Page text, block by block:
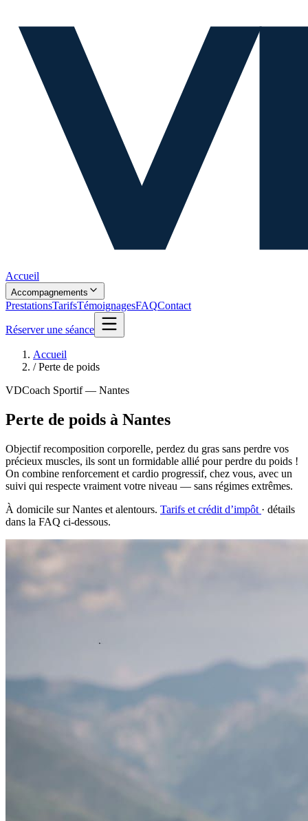
Accueil
Accompagnements
PrestationsTarifsTémoignagesFAQContact
Réserver une séance
Accueil
/ Perte de poids
VDCoach Sportif — Nantes
Perte de poids à Nantes
Objectif recomposition corporelle, perdez du gras sans perdre vos
précieux muscles, ils sont un formidable allié pour perdre du poids !
On combine renforcement et cardio progressif, chez vous, avec un
suivi qui respecte vraiment votre niveau — sans régimes extrêmes.
À domicile sur Nantes et alentours. Tarifs et crédit d’impôt · détails
dans la FAQ ci-dessous.